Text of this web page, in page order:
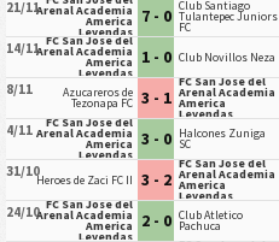
21/11Arenal Academia
America
Leyendas
7 - 0 Club Santiago
Tulantepec Juniors
FC
14/11 FC San Jose del
Arenal Academia
America
Leyendas
1 - 0 Club Novillos Neza
8/11
Azucareros de
Tezonapa FC 3 - 1
FC San Jose del
Arenal Academia
America
Leyendas
4/11
FC San Jose del
Arenal Academia
America
Leyendas
3 - 0 Halcones Zuniga
SC
31/10Heroes de Zaci FC II 3 - 2
FC San Jose del
Arenal Academia
America
Leyendas
24/10 FC San Jose del
Arenal Academia
America
Leyendas
2 - 0 Club Atletico
Pachuca